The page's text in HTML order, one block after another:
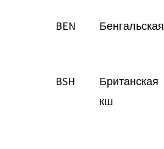
BEN Бенгальская
BSH
Британская
кш